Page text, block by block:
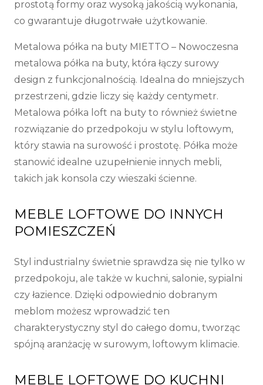
prostotą formy oraz wysoką jakością wykonania,
co gwarantuje długotrwałe użytkowanie.
Metalowa półka na buty MIETTO – Nowoczesna
metalowa półka na buty, która łączy surowy
design z funkcjonalnością. Idealna do mniejszych
przestrzeni, gdzie liczy się każdy centymetr.
Metalowa półka loft na buty to również świetne
rozwiązanie do przedpokoju w stylu loftowym,
który stawia na surowość i prostotę. Półka może
stanowić idealne uzupełnienie innych mebli,
takich jak konsola czy wieszaki ścienne.
MEBLE LOFTOWE DO INNYCH
POMIESZCZEŃ
Styl industrialny świetnie sprawdza się nie tylko w
przedpokoju, ale także w kuchni, salonie, sypialni
czy łazience. Dzięki odpowiednio dobranym
meblom możesz wprowadzić ten
charakterystyczny styl do całego domu, tworząc
spójną aranżację w surowym, loftowym klimacie.
MEBLE LOFTOWE DO KUCHNI